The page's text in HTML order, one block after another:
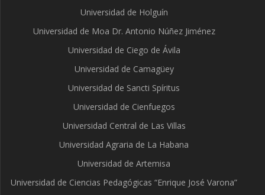
Universidad de Holguín
Universidad de Moa Dr. Antonio Núñez Jiménez
Universidad de Ciego de Ávila
Universidad de Camagüey
Universidad de Sancti Spíritus
Universidad de Cienfuegos
Universidad Central de Las Villas
Universidad Agraria de La Habana
Universidad de Artemisa
Universidad de Ciencias Pedagógicas “Enrique José Varona”